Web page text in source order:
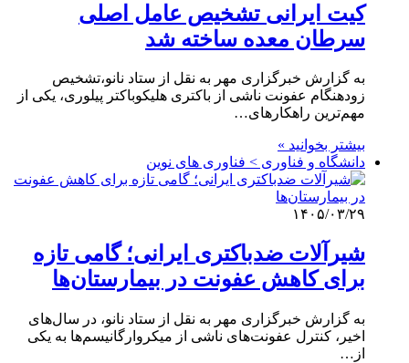
کیت ایرانی تشخیص عامل اصلی
سرطان معده ساخته شد
به گزارش خبرگزاری مهر به نقل از ستاد نانو،تشخیص
زودهنگام عفونت ناشی از باکتری هلیکوباکتر پیلوری، یکی از
مهم‌ترین راهکارهای…
بیشتر بخوانید »
دانشگاه و فناوری > فناوری های نوین
۱۴۰۵/۰۳/۲۹
شیرآلات ضدباکتری ایرانی؛ گامی تازه
برای کاهش عفونت در بیمارستان‌ها
به گزارش خبرگزاری مهر به نقل از ستاد نانو، در سال‌های
اخیر، کنترل عفونت‌های ناشی از میکروارگانیسم‌ها به یکی
از…